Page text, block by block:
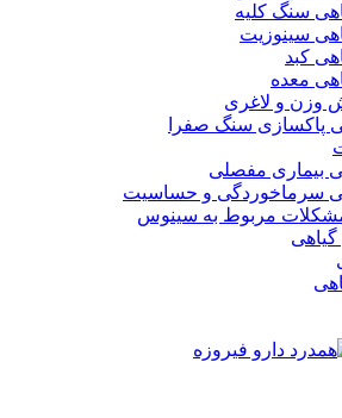
سنگ کلیه
سینوزیت
کبد
معده
وزن و لاغری
پاکسازی سنگ صفرا
بیماری مفصلی
سرماخوردگی و حساسیت
مربوط به سینوس